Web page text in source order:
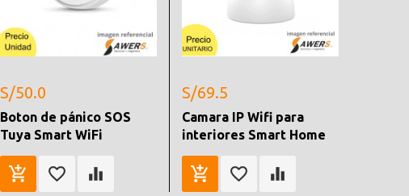
S/50.0
Boton de pánico SOS
Tuya Smart WiFi
S/69.5
Camara IP Wifi para
interiores Smart Home